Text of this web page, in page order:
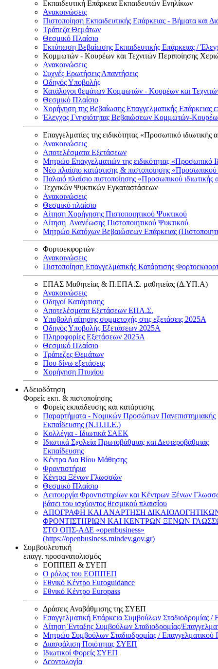
Εκπαιδευτική Επάρκεια Εκπαιδευτών Ενηλίκων
Ανακοινώσεις
Πιστοποίηση Εκπαιδευτικής Επάρκειας - Βήματα και
Τράπεζα Θεμάτων
Θεσμικό Πλαίσιο
Εκτύπωση Βεβαίωσης Εκπαιδευτικής Επάρκειας /
Κομμωτών - Κουρέων και Τεχνιτών Περιποίησης
Ανακοινώσεις
Συχνές Ερωτήσεις Απαντήσεις
Οδηγός Υποβολής
Κατάλογοι θεμάτων Κομμωτών - Κουρέων και
Θεσμικό Πλαίσιο
Χορήγηση της Βεβαίωσης Επαγγελματικής
Έλεγχος Γνησιότητας Βεβαιώσεων Κομμωτών-
Επαγγελματίες της ειδικότητας «Προσωπικό ιδιωτικής
Ανακοινώσεις
Αποτελέσματα Εξετάσεων
Μητρώο Επαγγελματιών της ειδικότητας «Προσωπικό
Νέο πλαίσιο κατάρτισης & πιστοποίησης «Προσωπικού
Παλαιό πλαίσιο πιστοποίησης «Προσωπικού
Τεχνικών Ψυκτικών Εγκαταστάσεων
Ανακοινώσεις
Θεσμικό πλαίσιο
Αίτηση Χορήγησης Πιστοποιητικού Ψυκτικού
Αίτηση Ανανέωσης Πιστοποιητικού Ψυκτικού
Μητρώο Κατόχων Βεβαιώσεων Επάρκειας
Φορτοεκφορτών
Ανακοινώσεις
Πιστοποίηση Επαγγελματικής Κατάρτισης
ΕΠΑΣ Μαθητείας & Π.ΕΠΑ.Σ. μαθητείας (Δ.ΥΠ.Α)
Ανακοινώσεις
Oδηγοί Κατάρτισης
Αποτελέσματα Εξετάσεων ΕΠΑ.Σ.
Υποβολή αίτησης συμμετοχής στις εξετάσεις 2025Α
Οδηγός Υποβολής Εξετάσεων 2025A
Πληροφορίες Εξετάσεων 2025Α
Θεσμικό Πλαίσιο
Τράπεζες Θεμάτων
Που δίνω εξετάσεις
Χορήγηση Πτυχίου
Αδειοδότηση
Φορείς εκπ. & πιστοποίησης
Φορείς εκπαίδευσης και κατάρτισης
Παραρτήματα - Νομικών Προσώπων Πανεπιστημιακής
Εκπαίδευσης (Ν.Π.Π.Ε.)
Κολλέγια - Ιδιωτικά ΣΑΕΚ
Ιδιωτικά Σχολεία Πρωτοβάθμιας και Δευτεροβάθμιας
Εκπαίδευσης
Κέντρα Δια Βίου Μάθησης
Φροντιστήρια
Κέντρα Ξένων Γλωσσών
Θεσμικό Πλαίσιο
Λειτουργία Φροντιστηρίων και Κέντρων Ξένων
βάσει του ισχύοντος θεσμικού πλαισίου
ΑΠΟΓΡΑΦΗ ΚΑΙ ΑΝΑΡΤΗΣΗ
ΦΡΟΝΤΙΣΤΗΡΙΩΝ ΚΑΙ ΚΕΝΤΡΩΝ ΞΕΝΩΝ
ΣΤΟ ΟΠΣ-ΑΔΕ «openbusiness»
(https://openbusiness.mindev.gov.gr)
Συμβουλευτική
επαγγ. προσανατολισμός
ΕΟΠΠΕΠ & ΣΥΕΠ
Ο ρόλος του ΕΟΠΠΕΠ
Εθνικό Κέντρο Euroguidance
Εθνικό Κέντρο Europass
Δράσεις Αναβάθμισης της ΣΥΕΠ
Επαγγελματική Επάρκεια Συμβούλων Σταδιοδρομίας /
Αίτηση Ένταξης Συμβούλων Σταδιοδρομίας/
Μητρώο Συμβούλων Σταδιοδρομίας / Επαγγελματικού
Διασφάλιση Ποιότητας ΣΥΕΠ
Ιδιωτικοί Φορείς ΣΥΕΠ
Δεοντολογία